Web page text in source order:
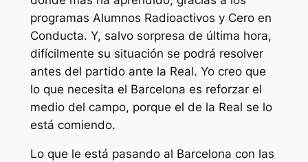
programas Alumnos Radioactivos y Cero en
Conducta. Y, salvo sorpresa de última hora,
difícilmente su situación se podrá resolver
antes del partido ante la Real. Yo creo que
lo que necesita el Barcelona es reforzar el
medio del campo, porque el de la Real se lo
está comiendo.
Lo que le está pasando al Barcelona con las